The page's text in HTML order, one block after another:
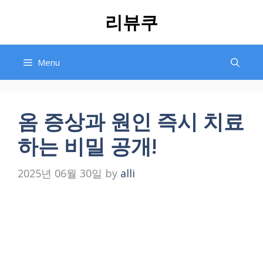
리뷰쿠
Menu
옴 증상과 원인 즉시 치료
하는 비밀 공개!
2025년 06월 30일 by alli